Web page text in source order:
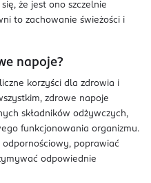
że jest ono szczelnie
to zachowanie świeżości i
napoje?
korzyści dla zdrowia i
zdrowe napoje
składników odżywczych,
funkcjonowania organizmu.
odpornościowy, poprawiać
odpowiednie